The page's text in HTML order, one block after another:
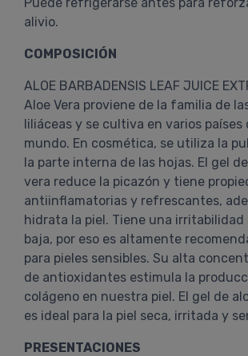
alivio.
COMPOSICIÓN
ALOE BARBADENSIS LEAF JUICE
Aloe Vera proviene de la familia de
liliáceas y se cultiva en varios países
mundo. En cosmética, se utiliza la
la parte interna de las hojas. El gel
vera reduce la picazón y tiene
antiinflamatorias y refrescantes,
hidrata la piel. Tiene una irritabilidad
baja, por eso es altamente
para pieles sensibles. Su alta
de antioxidantes estimula la
colágeno en nuestra piel. El gel de
es ideal para la piel seca, irritada y
PRESENTACIONES